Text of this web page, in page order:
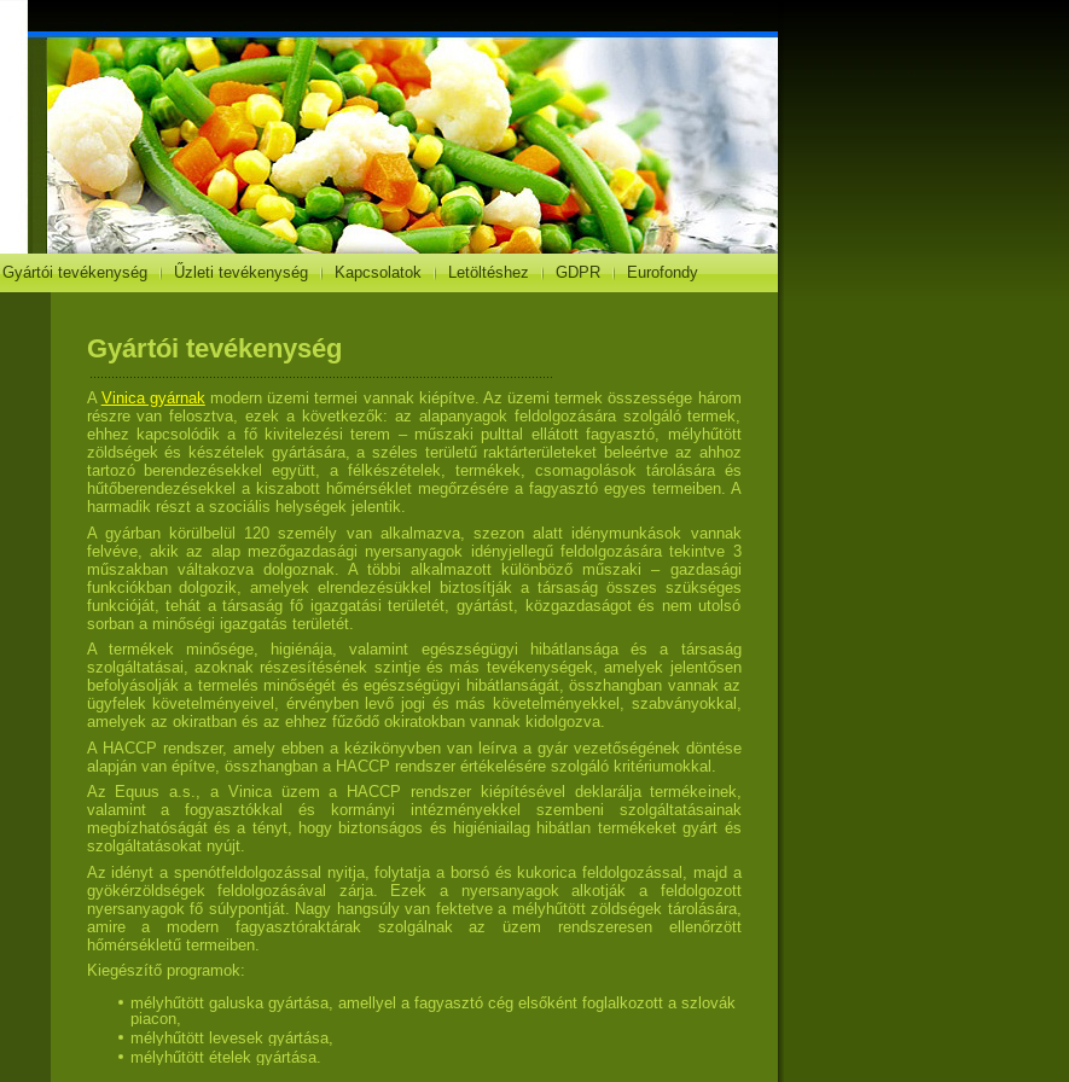
Gyártói tevékenység Űzleti tevékenység Kapcsolatok Letöltéshez GDPR Eurofondy
Gyártói tevékenység
A Vinica gyárnakmodern üzemi termei vannak kiépítve. Az üzemi termek összessége három
részre van felosztva, ezek a következők: az alapanyagok feldolgozására szolgáló termek,
ehhez kapcsolódik a fő kivitelezési terem – műszaki pulttal ellátott fagyasztó, mélyhűtött
zöldségek és készételek gyártására, a széles területű raktárterületeket beleértve az ahhoz
tartozó berendezésekkel együtt, a félkészételek, termékek, csomagolások tárolására és
hűtőberendezésekkel a kiszabott hőmérséklet megőrzésére a fagyasztó egyes termeiben. A
harmadik részt a szociális helységek jelentik.
A gyárban körülbelül 120 személy van alkalmazva, szezon alatt idénymunkások vannak
felvéve, akik az alap mezőgazdasági nyersanyagok idényjellegű feldolgozására tekintve 3
műszakban váltakozva dolgoznak. A többi alkalmazott különböző műszaki – gazdasági
funkciókban dolgozik, amelyek elrendezésükkel biztosítják a társaság összes szükséges
funkcióját, tehát a társaság fő igazgatási területét, gyártást, közgazdaságot és nem utolsó
sorban a minőségi igazgatás területét.
A termékek minősége, higiénája, valamint egészségügyi hibátlansága és a társaság
szolgáltatásai, azoknak részesítésének szintje és más tevékenységek, amelyek jelentősen
befolyásolják a termelés minőségét és egészségügyi hibátlanságát, összhangban vannak az
ügyfelek követelményeivel, érvényben levő jogi és más követelményekkel, szabványokkal,
amelyek az okiratban és az ehhez fűződő okiratokban vannak kidolgozva.
A HACCP rendszer, amely ebben a kézikönyvben van leírva a gyár vezetőségének döntése
alapján van építve, összhangban a HACCP rendszer értékelésére szolgáló kritériumokkal.
Az Equus a.s., a Vinica üzem a HACCP rendszer kiépítésével deklarálja termékeinek,
valamint a fogyasztókkal és kormányi intézményekkel szembeni szolgáltatásainak
megbízhatóságát és a tényt, hogy biztonságos és higiéniailag hibátlan termékeket gyárt és
szolgáltatásokat nyújt.
Az idényt a spenótfeldolgozással nyitja, folytatja a borsó és kukorica feldolgozással, majd a
gyökérzöldségek feldolgozásával zárja. Ezek a nyersanyagok alkotják a feldolgozott
nyersanyagok fő súlypontját. Nagy hangsúly van fektetve a mélyhűtött zöldségek tárolására,
amire a modern fagyasztóraktárak szolgálnak az üzem rendszeresen ellenőrzött
hőmérsékletű termeiben.
Kiegészítő programok:
mélyhűtött galuska gyártása, amellyel a fagyasztó cég elsőként foglalkozott a szlovák
piacon,
mélyhűtött levesek gyártása,
mélyhűtött ételek gyártása.